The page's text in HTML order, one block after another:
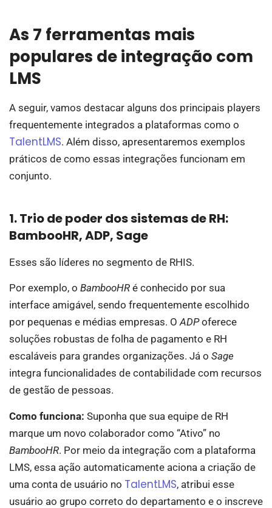
As 7 ferramentas mais
populares de integração com
LMS
A seguir, vamos destacar alguns dos principais players
frequentemente integrados a plataformas como o
TalentLMS. Além disso, apresentaremos exemplos
práticos de como essas integrações funcionam em
conjunto.
1. Trio de poder dos sistemas de RH:
BambooHR, ADP, Sage
Esses são líderes no segmento de RHIS.
Por exemplo, o BambooHR é conhecido por sua
interface amigável, sendo frequentemente escolhido
por pequenas e médias empresas. OADPoferece
soluções robustas de folha de pagamento e RH
escaláveis para grandes organizações. Já o Sage
integra funcionalidades de contabilidade com recursos
de gestão de pessoas.
Como funciona: Suponha que sua equipe de RH
marque um novo colaborador como “Ativo” no
BambooHR. Por meio da integração com a plataforma
LMS, essa ação automaticamente aciona a criação de
uma conta de usuário no TalentLMS, atribui esse
usuário ao grupo correto do departamento e o inscreve